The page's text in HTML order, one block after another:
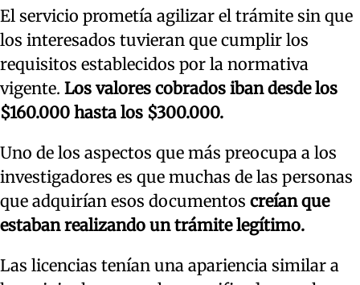
El servicio prometía agilizar el trámite sin que
los interesados tuvieran que cumplir los
requisitos establecidos por la normativa
vigente. Los valores cobrados iban desde los
$160.000 hasta los $300.000.
Uno de los aspectos que más preocupa a los
investigadores es que muchas de las personas
que adquirían esos documentos creían que
estaban realizando un trámite legítimo.
Las licencias tenían una apariencia similar a